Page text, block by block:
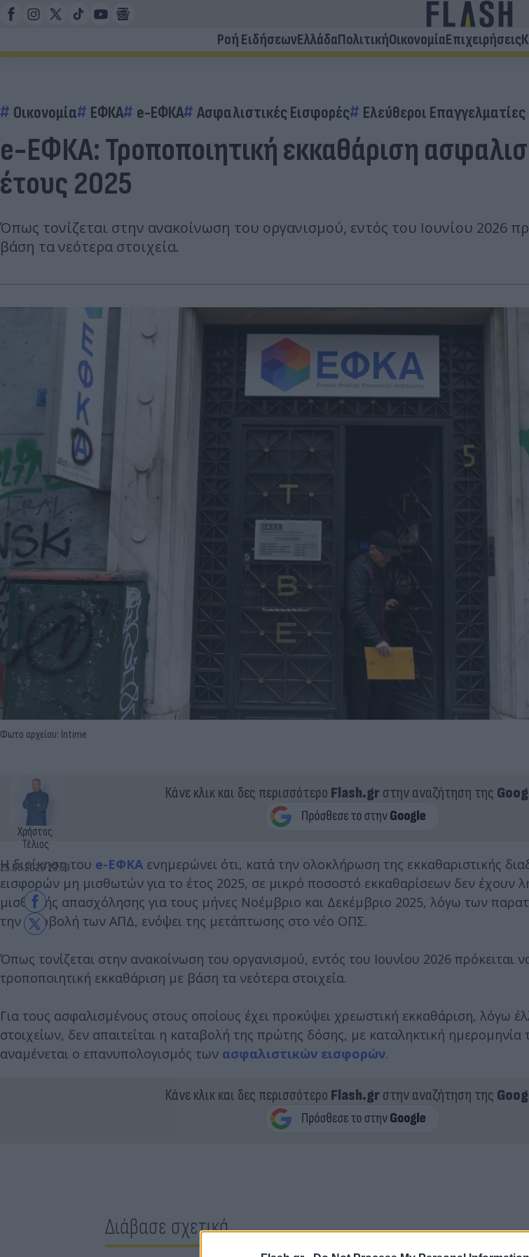
Ροή ΕιδήσεωνΕλλάδαΠολιτικήΟικονομίαΕπιχειρήσεις
Οικονομία ΕΦΚΑ e-ΕΦΚΑ Ασφαλιστικές Εισφορές Ελεύθεροι Επαγγελματίες
e-ΕΦΚΑ: Τροποποιητική εκκαθάριση
έτους 2025
Όπως τονίζεται στην ανακοίνωση του οργανισμού, εντός του Ιουνίου 2026
βάση τα νεότερα στοιχεία.
Φωτο αρχείου: Intime
Χρήστος
Τέλιος
25.05.2026 23:59
Κάνε κλικ και δες περισσότερο Flash.grστην αναζήτηση της
Η διοίκηση του e-ΕΦΚΑ ενημερώνει ότι, κατά την ολοκλήρωση της εκκαθαριστικής
εισφορών μη μισθωτών για το έτος 2025, σε μικρό ποσοστό εκκαθαρίσεων δεν έχουν
μισθωτής απασχόλησης για τους μήνες Νοέμβριο και Δεκέμβριο 2025, λόγω των
την υποβολή των ΑΠΔ, ενόψει της μετάπτωσης στο νέο ΟΠΣ.
Όπως τονίζεται στην ανακοίνωση του οργανισμού, εντός του Ιουνίου 2026 πρόκειται
τροποποιητική εκκαθάριση με βάση τα νεότερα στοιχεία.
Για τους ασφαλισμένους στους οποίους έχει προκύψει χρεωστική εκκαθάριση, λόγω
στοιχείων, δεν απαιτείται η καταβολή της πρώτης δόσης, με καταληκτική
αναμένεται ο επανυπολογισμός των ασφαλιστικών εισφορών.
Κάνε κλικ και δες περισσότερο Flash.grστην αναζήτηση της
Διάβασε σχετικά